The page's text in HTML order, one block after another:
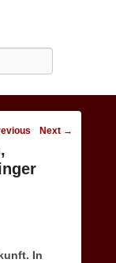
Next →
In